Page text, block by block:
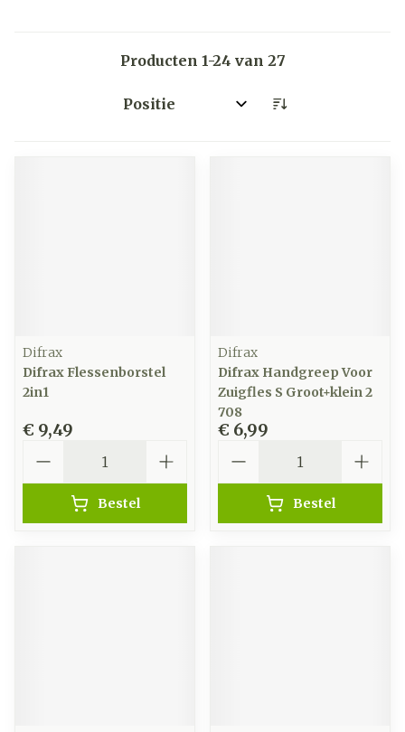
Producten 1-24 van 27
Sorteer op:
Difrax
Difrax Flessenborstel
2in1
€ 9,49
Bestel
Difrax
Difrax Handgreep Voor
Zuigfles S Groot+klein 2
708
€ 6,99
Bestel